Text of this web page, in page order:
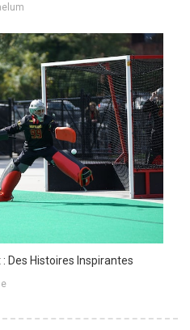
: Des Histoires Inspirantes